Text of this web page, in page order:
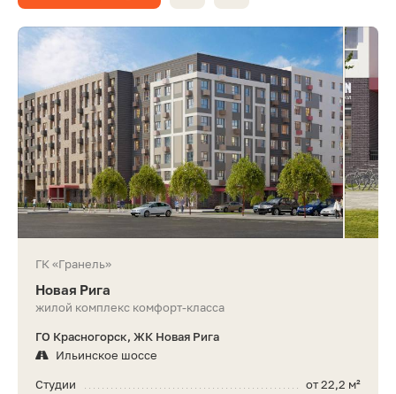
ГК «Гранель»
Новая Рига
жилой комплекс комфорт-класса
ГО Красногорск, ЖК Новая Рига
Ильинское шоссе
от 22,2 м²
Студии